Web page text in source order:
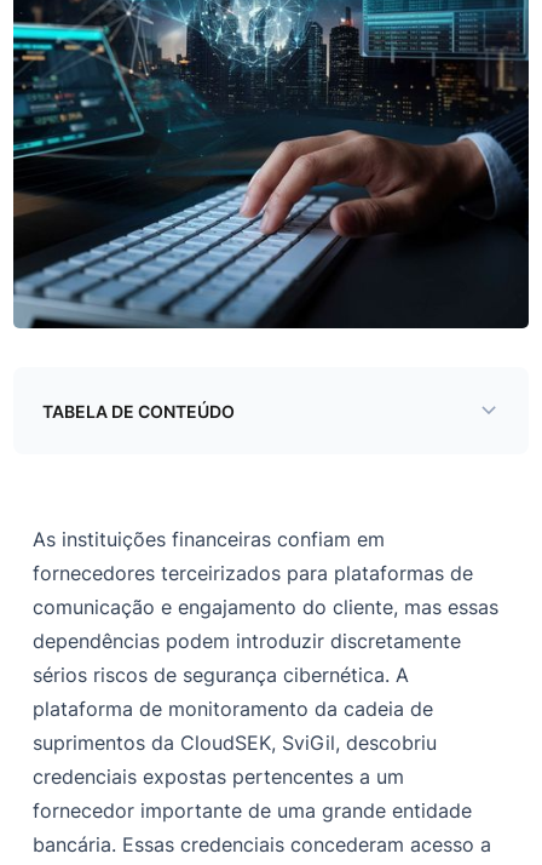
TABELA DE CONTEÚDO
Impacto nos negócios
Recomendações de segurança da SviGil
As instituições financeiras confiam em
fornecedores terceirizados para plataformas de
comunicação e engajamento do cliente, mas essas
dependências podem introduzir discretamente
sérios riscos de segurança cibernética. A
plataforma de monitoramento da cadeia de
suprimentos da CloudSEK, SviGil, descobriu
credenciais expostas pertencentes a um
fornecedor importante de uma grande entidade
bancária. Essas credenciais concederam acesso a